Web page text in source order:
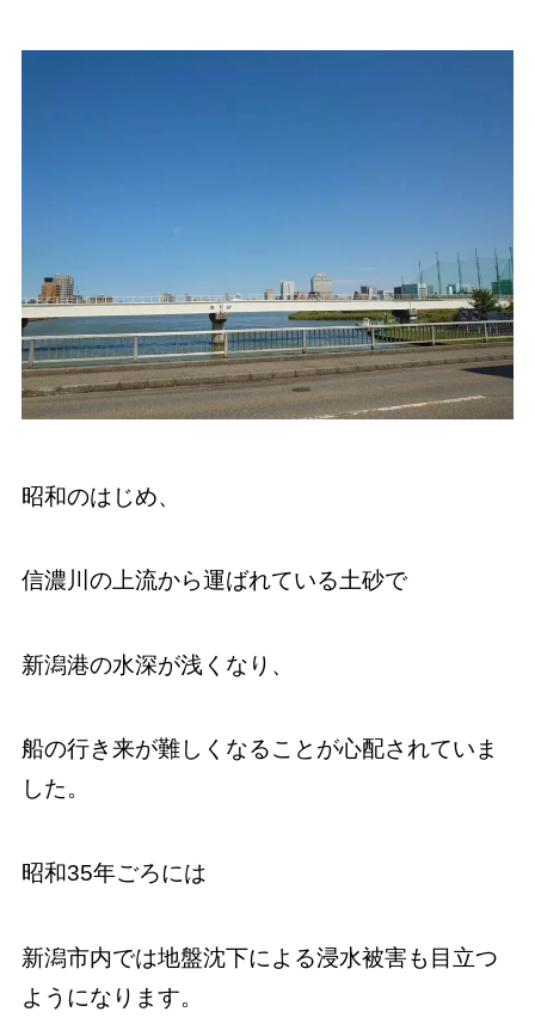
昭和のはじめ、
信濃川の上流から運ばれている土砂で
新潟港の水深が浅くなり、
船の行き来が難しくなることが心配されていま
した。
昭和35年ごろには
新潟市内では地盤沈下による浸水被害も目立つ
ようになります。